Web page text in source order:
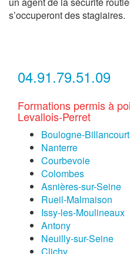
s’occuperont des stagiaires.
04.91.79.51.09
Formations permis à
Levallois-Perret
Boulogne-Billancourt
Nanterre
Courbevoie
Colombes
Asnières-sur-Seine
Rueil-Malmaison
Issy-les-Moulineaux
Antony
Neuilly-sur-Seine